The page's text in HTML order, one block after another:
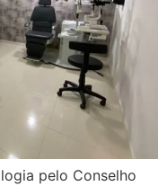
pelo Conselho